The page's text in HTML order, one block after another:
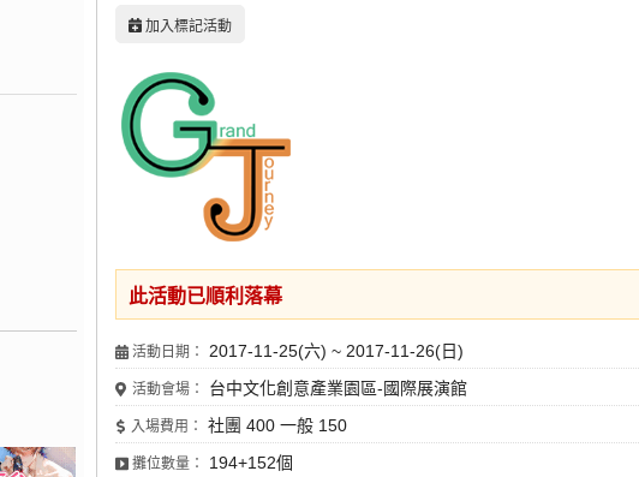
加入標記活動
此活動已順利落幕
活動日期： 2017-11-25(六) ~ 2017-11-26(日)
活動會場： 台中文化創意產業園區-國際展演館
入場費用： 社團 400 一般 150
攤位數量： 194+152個